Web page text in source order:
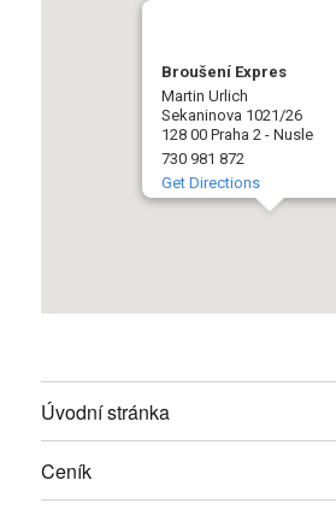
Broušení Expres
Martin Urlich
Sekaninova 1021/26
128 00 Praha 2 - Nusle
730 981 872
Get Directions
Úvodní stránka
Ceník